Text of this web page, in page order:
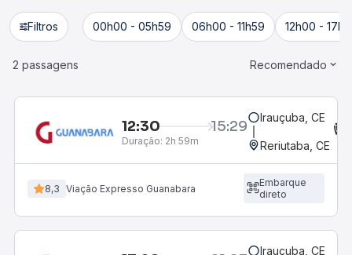
Filtros 00h00 - 05h59 06h00 - 11h59 12h00 -
2 passagens Recomendado
12:30 15:29
Duração: 2h 59m
Irauçuba, CE
Reriutaba, CE
8,3 Viação Expresso Guanabara
Embarque
direto
Irauçuba, CE